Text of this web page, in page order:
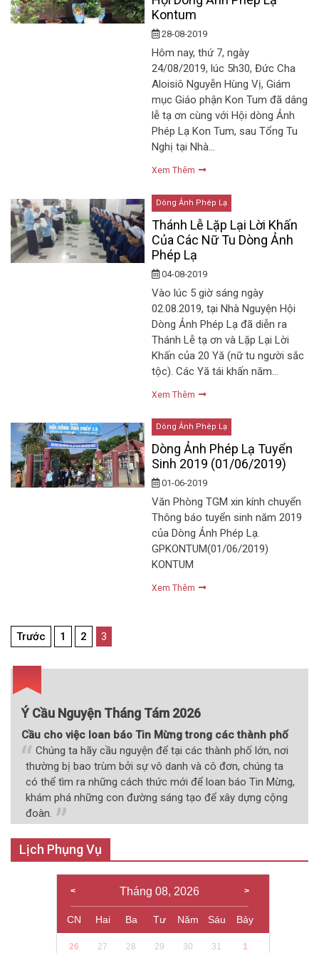
Kontum
28-08-2019
Hôm nay, thứ 7, ngày
24/08/2019, lúc 5h30, Đức Cha
Aloisiô Nguyễn Hùng Vị, Giám
mục Giáo phận Kon Tum đã dâng
lễ tạ ơn cùng với Hội dòng Ảnh
Phép Lạ Kon Tum, sau Tổng Tu
Nghị tại Nhà…
Xem Thêm
Dòng Ảnh Phép Lạ
Thánh Lễ Lặp Lại Lời Khấn
Của Các Nữ Tu Dòng Ảnh
Phép Lạ
04-08-2019
Vào lúc 5 giờ sáng ngày
02.08.2019, tại Nhà Nguyện Hội
Dòng Ảnh Phép Lạ đã diễn ra
Thánh Lễ tạ ơn và Lặp Lại Lời
Khấn của 20 Yă (nữ tu người sắc
tộc). Các Yă tái khấn năm…
Xem Thêm
Dòng Ảnh Phép Lạ
Dòng Ảnh Phép Lạ Tuyển
Sinh 2019 (01/06/2019)
01-06-2019
Văn Phòng TGM xin kính chuyển
Thông báo tuyển sinh năm 2019
của Dòng Ảnh Phép Lạ.
GPKONTUM(01/06/2019)
KONTUM
Xem Thêm
Điều
hướng
bài
viết
Trước 1 2 3
Ý Cầu Nguyện Tháng Tám 2026
Cầu cho việc loan báo Tin Mừng trong các thành phố
Chúng ta hãy cầu nguyện để tại các thành phố lớn, nơi
thường bị bao trùm bởi sự vô danh và cô đơn, chúng ta
có thể tìm ra những cách thức mới để loan báo Tin Mừng,
khám phá những con đường sáng tạo để xây dựng cộng
đoàn.
Lịch Phụng Vụ
Tháng 08, 2026
CN Hai Ba Tư Năm Sáu Bảy
26 27 28 29 30 31 1